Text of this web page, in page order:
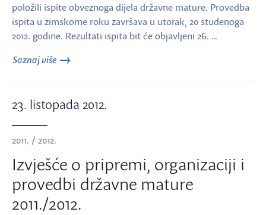
položili ispite obveznoga dijela državne mature. Provedba
ispita u zimskome roku završava u utorak, 20 studenoga
2012. godine. Rezultati ispita bit će objavljeni 26. …
Saznaj više
23. listopada 2012.
2011. / 2012.
Izvješće o pripremi, organizaciji i
provedbi državne mature
2011./2012.